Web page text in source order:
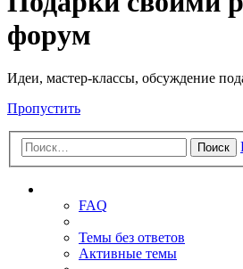
форум
Идеи, мастер-классы, обсуждение
Пропустить
Поиск
FAQ
Темы без ответов
Активные темы